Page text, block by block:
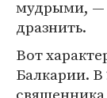
мудрыми, —
дразнить.
Вот
Балкарии. В